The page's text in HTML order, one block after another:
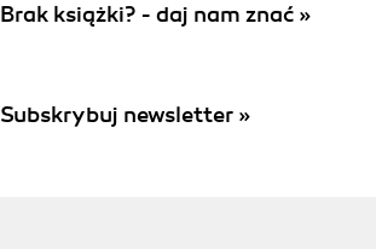
Brak książki? - daj nam znać »
Subskrybuj newsletter »